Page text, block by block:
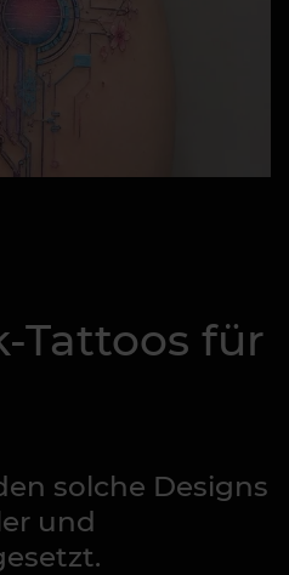
Tattoos für
solche Designs
und